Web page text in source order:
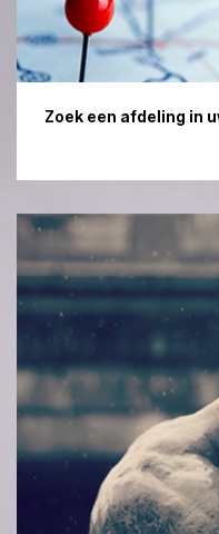
Zoek een afdeling in